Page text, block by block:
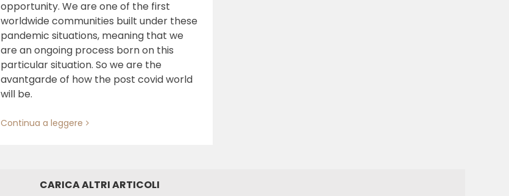
opportunity. We are one of the first
worldwide communities built under these
pandemic situations, meaning that we
are an ongoing process born on this
particular situation. So we are the
avantgarde of how the post covid world
will be.
Continua a leggere
CARICA ALTRI ARTICOLI